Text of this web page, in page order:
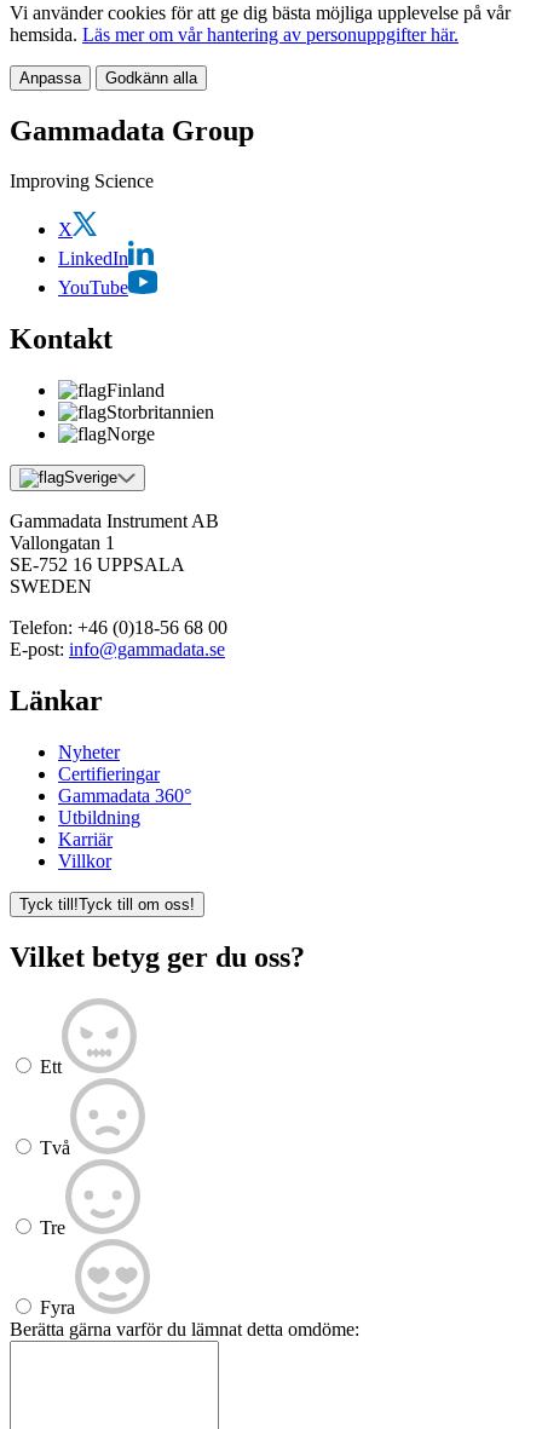
Vi använder cookies för att ge dig bästa möjliga upplevelse på vår
hemsida. Läs mer om vår hantering av personuppgifter här.
Anpassa Godkänn alla
Gammadata Group
Improving Science
X
LinkedIn
YouTube
Kontakt
Finland
Storbritannien
Norge
Sverige
Gammadata Instrument AB
Vallongatan 1
SE-752 16 UPPSALA
SWEDEN
Telefon: +46 (0)18-56 68 00
E-post: info@gammadata.se
Länkar
Nyheter
Certifieringar
Gammadata 360°
Utbildning
Karriär
Villkor
Tyck till!Tyck till om oss!
Vilket betyg ger du oss?
Ett
Två
Tre
Fyra
Berätta gärna varför du lämnat detta omdöme: